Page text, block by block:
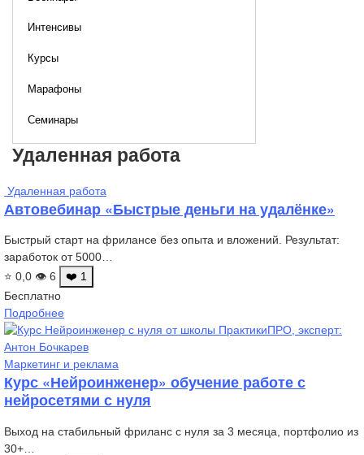
Интенсивы
Курсы
Марафоны
Семинары
Удаленная работа
Удаленная работа
Автовебинар «Быстрые деньги на удалёнке»
Быстрый старт на фрилансе без опыта и вложений. Результат:
заработок от 5000…
⭐ 0,0 👁 6
❤️ 1
Бесплатно
Подробнее
Маркетинг и реклама
Курс «Нейроинженер» обучение работе с
нейросетями с нуля
Выход на стабильный фриланс с нуля за 3 месяца, портфолио из
30+…